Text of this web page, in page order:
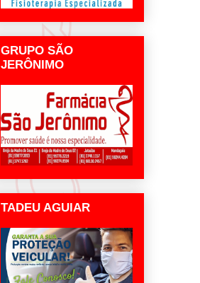
GRUPO SÃO
JERÔNIMO
TADEU AGUIAR